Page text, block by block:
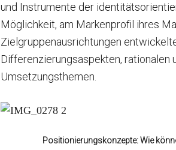
und Instrumente der
Möglichkeit, am Markenprofil ihres
Zielgruppenausrichtungen
Differenzierungsaspekten, rationalen
Umsetzungsthemen.
Positionierungskonzepte: Wie